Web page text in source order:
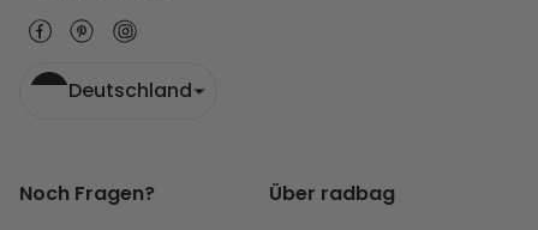
Deutschland
Noch Fragen? Über radbag